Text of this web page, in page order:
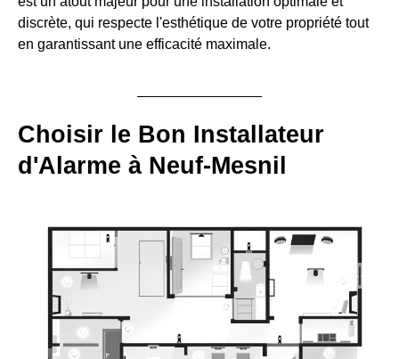
discrète, qui respecte l'esthétique de votre propriété tout
en garantissant une efficacité maximale.
Choisir le Bon Installateur
d'Alarme à Neuf-Mesnil